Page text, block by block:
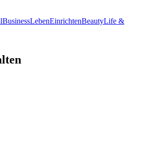
BusinessLebenEinrichtenBeautyLife &